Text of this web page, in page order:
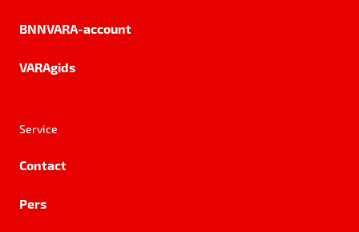
BNNVARA-account
VARAgids
Service
Contact
Pers